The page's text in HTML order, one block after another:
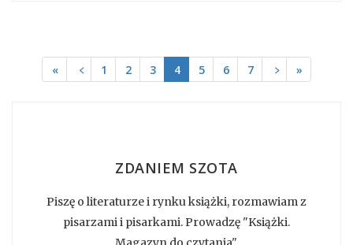
« ﹤ 1 2 3 4 5 6 7 ﹥ »
ZDANIEM SZOTA
Piszę o literaturze i rynku książki, rozmawiam z
pisarzami i pisarkami. Prowadzę "Książki.